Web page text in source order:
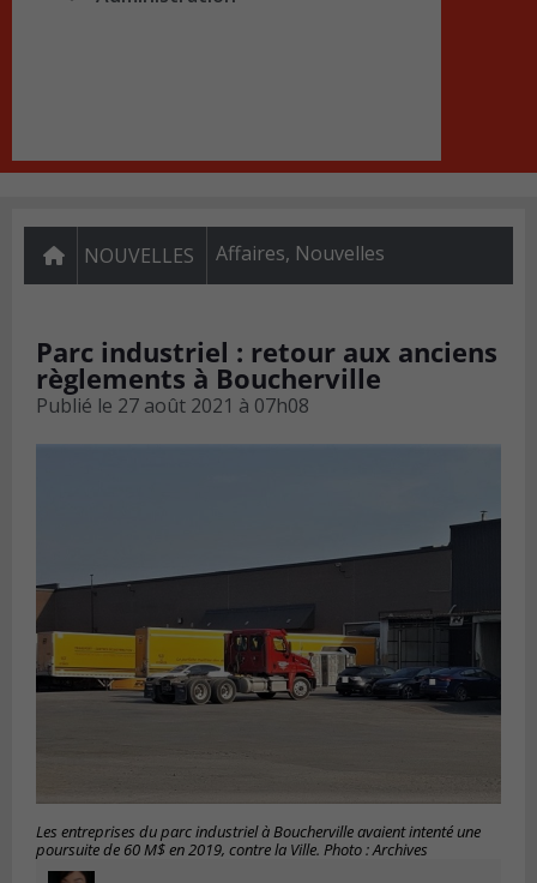
NOUVELLES Affaires, Nouvelles
Parc industriel : retour aux anciens
règlements à Boucherville
Publié le 27 août 2021 à 07h08
Les entreprises du parc industriel à Boucherville avaient intenté une
poursuite de 60 M$ en 2019, contre la Ville. Photo : Archives